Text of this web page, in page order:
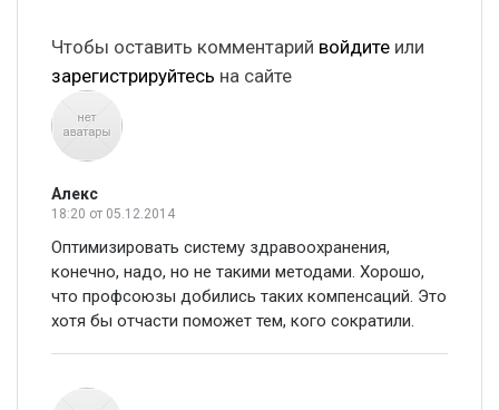
Чтобы оставить комментарий войдите или
зарегистрируйтесь на сайте
Алекс
18:20 от 05.12.2014
Оптимизировать систему здравоохранения,
конечно, надо, но не такими методами. Хорошо,
что профсоюзы добились таких компенсаций. Это
хотя бы отчасти поможет тем, кого сократили.